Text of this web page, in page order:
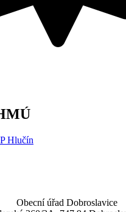
Obecní úřad Dobroslavice